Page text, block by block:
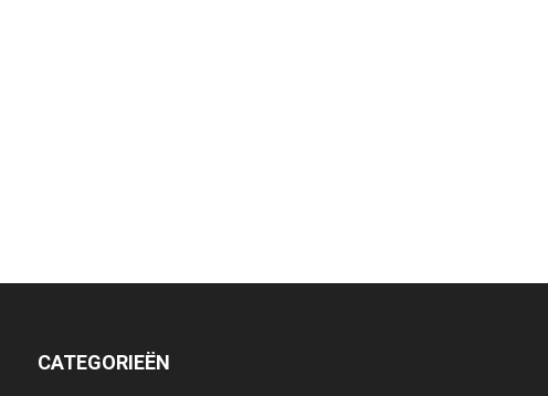
CATEGORIEËN